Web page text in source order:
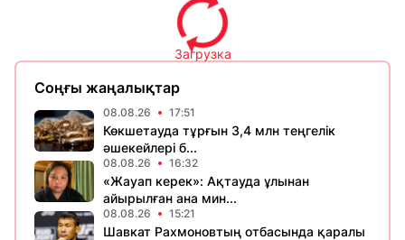
Загрузка
Соңғы жаңалықтар
08.08.26 17:51
Көкшетауда тұрғын 3,4 млн теңгелік
әшекейлері б...
08.08.26 16:32
«Жауап керек»: Ақтауда ұлынан
айырылған ана мин...
08.08.26 15:21
Шавкат Рахмоновтың отбасында қаралы